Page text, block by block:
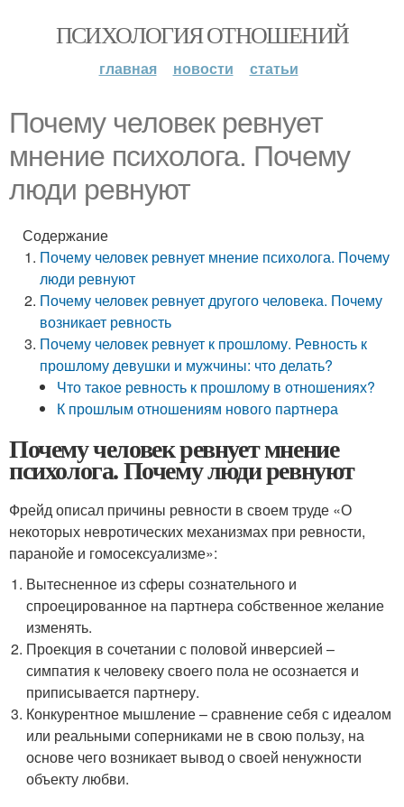
ПСИХОЛОГИЯ ОТНОШЕНИЙ
главная новости статьи
Почему человек ревнует
мнение психолога. Почему
люди ревнуют
Содержание
Почему человек ревнует мнение психолога. Почему
люди ревнуют
Почему человек ревнует другого человека. Почему
возникает ревность
Почему человек ревнует к прошлому. Ревность к
прошлому девушки и мужчины: что делать?
Что такое ревность к прошлому в отношениях?
К прошлым отношениям нового партнера
Почему человек ревнует мнение
психолога. Почему люди ревнуют
Фрейд описал причины ревности в своем труде «О
некоторых невротических механизмах при ревности,
паранойе и гомосексуализме»:
Вытесненное из сферы сознательного и
спроецированное на партнера собственное желание
изменять.
Проекция в сочетании с половой инверсией –
симпатия к человеку своего пола не осознается и
приписывается партнеру.
Конкурентное мышление – сравнение себя с идеалом
или реальными соперниками не в свою пользу, на
основе чего возникает вывод о своей ненужности
объекту любви.